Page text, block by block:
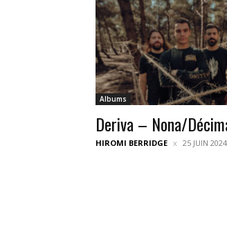
Albums
Deriva – Nona/
HIROMI BERRIDGE 25 JUIN 2024